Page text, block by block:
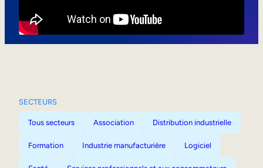
SECTEURS
Tous secteurs Association Distribution industrielle
Formation Industrie manufacturière Logiciel